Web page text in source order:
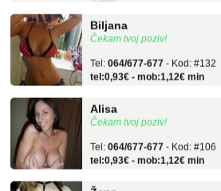
Čekam tvoj poziv!
tel:0,93€ - mob:1,12€ min
Čekam tvoj poziv!
tel:0,93€ - mob:1,12€ min